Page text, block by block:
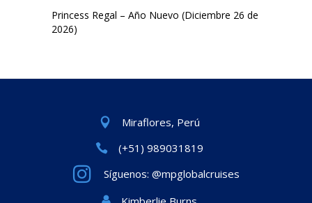
Princess Regal – Año Nuevo (Diciembre 26 de
2026)
Miraflores, Perú
(+51) 989031819
Síguenos: @mpglobalcruises